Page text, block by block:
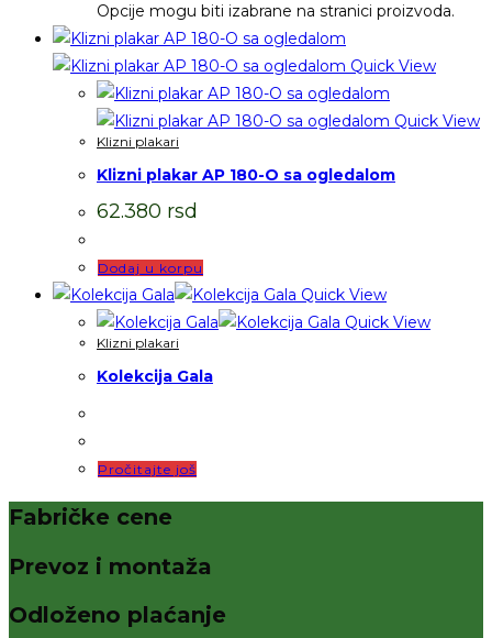
Opcije mogu biti izabrane na stranici proizvoda.
Quick View
Quick View
Klizni plakari
Klizni plakar AP 180-O sa ogledalom
62.380 rsd
Dodaj u korpu
Quick View
Quick View
Klizni plakari
Kolekcija Gala
Pročitajte još
Fabričke cene
Prevoz i montaža
Odloženo plaćanje